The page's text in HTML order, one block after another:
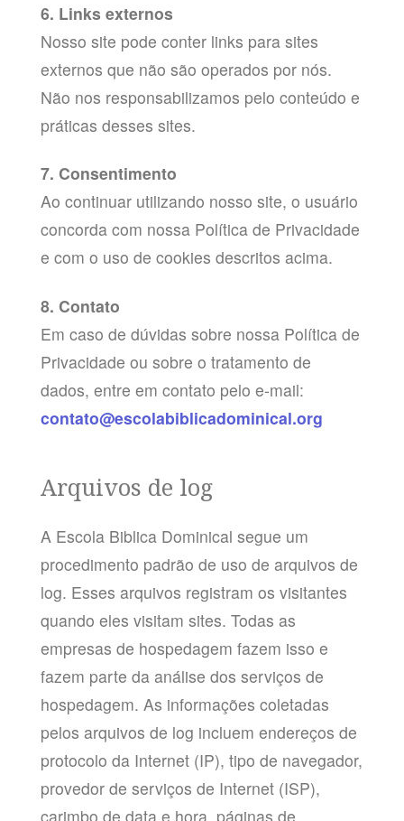
6. Links externos
Nosso site pode conter links para sites
externos que não são operados por nós.
Não nos responsabilizamos pelo conteúdo e
práticas desses sites.
7. Consentimento
Ao continuar utilizando nosso site, o usuário
concorda com nossa Política de Privacidade
e com o uso de cookies descritos acima.
8. Contato
Em caso de dúvidas sobre nossa Política de
Privacidade ou sobre o tratamento de
dados, entre em contato pelo e-mail:
contato@escolabiblicadominical.org
Arquivos de log
A Escola Biblica Dominical segue um
procedimento padrão de uso de arquivos de
log. Esses arquivos registram os visitantes
quando eles visitam sites. Todas as
empresas de hospedagem fazem isso e
fazem parte da análise dos serviços de
hospedagem. As informações coletadas
pelos arquivos de log incluem endereços de
protocolo da Internet (IP), tipo de navegador,
provedor de serviços de Internet (ISP),
carimbo de data e hora, páginas de